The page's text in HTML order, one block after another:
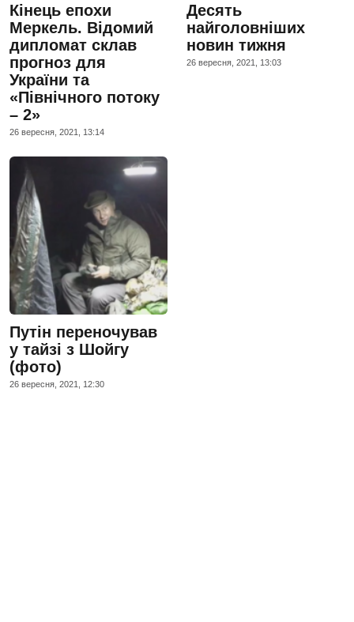
Кінець епохи
Меркель. Відомий
дипломат склав
прогноз для
України та
«Північного потоку
– 2»
26 вересня, 2021, 13:14
Десять
найголовніших
новин тижня
26 вересня, 2021, 13:03
Путін переночував
у тайзі з Шойгу
(фото)
26 вересня, 2021, 12:30